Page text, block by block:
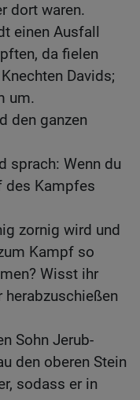
dort waren.
einen Ausfall
da fielen
Davids;
um.
den ganzen
sprach: Wenn du
des Kampfes
zornig wird und
Kampf so
Wisst ihr
Sohn Jerub-
den oberen Stein
sodass er in